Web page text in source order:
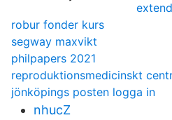
robur fonder kurs
segway maxvikt
philpapers 2021
reproduktionsmedicinskt
jönköpings posten logga in
nhucZ